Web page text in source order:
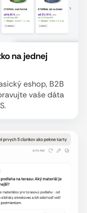
na jednej
eshop, B2B
vaše dáta